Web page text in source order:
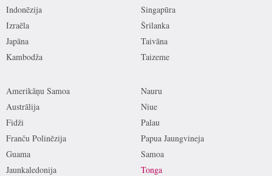
Indonēzija
Izraēla
Japāna
Kambodža
Singapūra
Šrilanka
Taivāna
Taizeme
Amerikāņu Samoa
Austrālija
Fidži
Franču Polinēzija
Guama
Jaunkaledonija
Nauru
Niue
Palau
Papua Jaungvineja
Samoa
Tonga